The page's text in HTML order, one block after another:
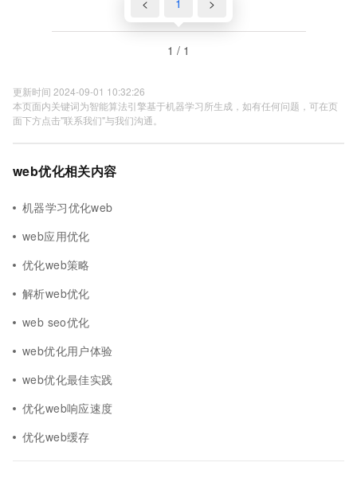
1 / 1
更新时间 2024-09-01 10:32:26
本页面内关键词为智能算法引擎基于机器学习所生成，如有任何问题，可在页
面下方点击"联系我们"与我们沟通。
web优化相关内容
机器学习优化web
web应用优化
优化web策略
解析web优化
web seo优化
web优化用户体验
web优化最佳实践
优化web响应速度
优化web缓存